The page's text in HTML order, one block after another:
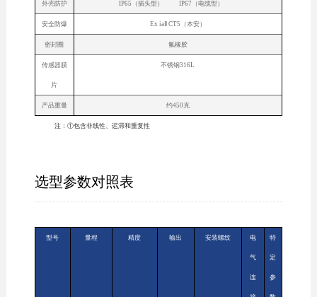
外壳防护 IP65（插头型） IP67（电缆型）
安全防爆 Ex iaⅡ CT5（本安）
密封圈 氟橡胶
传感器膜
片
不锈钢316L
产品重量 约450克
注：①包含非线性、迟滞和重复性
选型参数对照表
型号 量程 精度 输出 安装螺纹 电
气
连
特
定
参